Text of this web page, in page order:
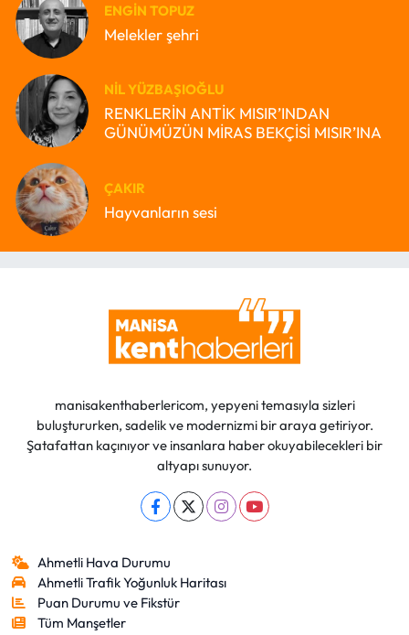
ENGIN TOPUZ
Melekler şehri
NIL YÜZBAŞIOĞLU
RENKLERİN ANTİK MISIR’INDAN
GÜNÜMÜZÜN MİRAS BEKÇİSİ MISIR’INA
ÇAKIR
Hayvanların sesi
manisakenthaberlericom, yepyeni temasıyla sizleri
buluştururken, sadelik ve modernizmi bir araya getiriyor.
Şatafattan kaçınıyor ve insanlara haber okuyabilecekleri bir
altyapı sunuyor.
Ahmetli Hava Durumu
Ahmetli Trafik Yoğunluk Haritası
Puan Durumu ve Fikstür
Tüm Manşetler